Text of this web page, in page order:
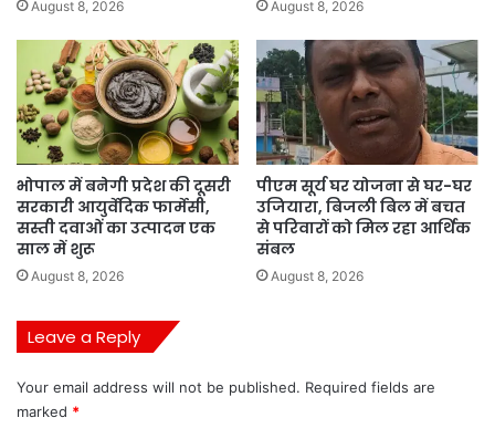
August 8, 2026 August 8, 2026
भोपाल में बनेगी प्रदेश की दूसरी
सरकारी आयुर्वेदिक फार्मेसी,
सस्ती दवाओं का उत्पादन एक
साल में शुरू
August 8, 2026
पीएम सूर्य घर योजना से घर-घर
उजियारा, बिजली बिल में बचत
से परिवारों को मिल रहा आर्थिक
संबल
August 8, 2026
Leave a Reply
Your email address will not be published. Required fields are
marked *